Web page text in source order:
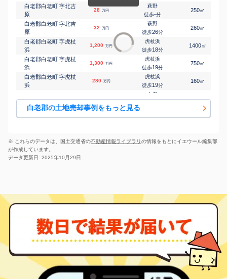
白老郡白老町 字北吉
原
28 万円
萩野
徒歩-分
250㎡
白老郡白老町 字北吉
原
32 万円
萩野
徒歩26分
260㎡
白老郡白老町 字虎杖
浜
1,200 万円
虎杖浜
徒歩18分
1400㎡
白老郡白老町 字虎杖
浜
1,300 万円
虎杖浜
徒歩19分
750㎡
白老郡白老町 字虎杖
浜
280 万円
虎杖浜
徒歩19分
160㎡
白老郡白老町 緑丘 150 万円
白老
300㎡
白老郡の土地売却事例をもっと見る
※ これらのデータは、国土交通省の不動産情報ライブラリの情報をもとにイエウール編集部
が作成しています。
データ更新日: 2025年10月29日